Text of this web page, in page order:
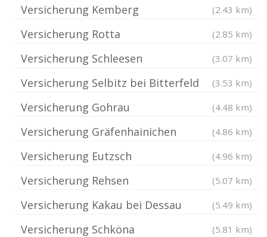
Versicherung Kemberg (2.43 km)
Versicherung Rotta (2.85 km)
Versicherung Schleesen (3.07 km)
Versicherung Selbitz bei Bitterfeld (3.53 km)
Versicherung Gohrau (4.48 km)
Versicherung Gräfenhainichen (4.86 km)
Versicherung Eutzsch (4.96 km)
Versicherung Rehsen (5.07 km)
Versicherung Kakau bei Dessau (5.49 km)
Versicherung Schköna (5.81 km)